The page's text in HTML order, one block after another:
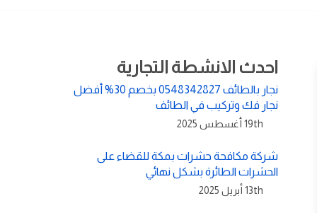
احدث الانشطة التجارية
نجار بالطائف 0548342827 بخصم 30% أفضل
نجار فك وتركيب في الطائف
19th أغسطس 2025
شركة مكافحة حشرات بمكة للقضاء على
الحشرات الطائرة بشكل نهائي
13th أبريل 2025